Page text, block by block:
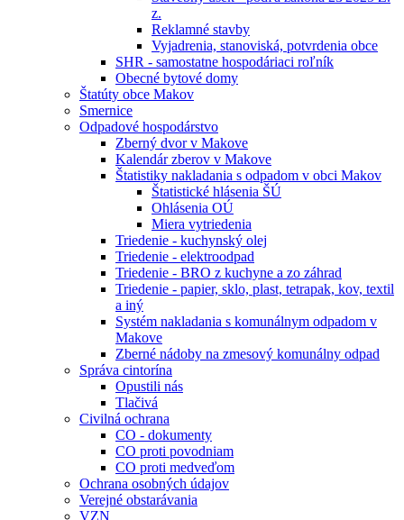
z.
Reklamné stavby
Vyjadrenia, stanoviská, potvrdenia obce
SHR - samostatne hospodáriaci roľník
Obecné bytové domy
Štatúty obce Makov
Smernice
Odpadové hospodárstvo
Zberný dvor v Makove
Kalendár zberov v Makove
Štatistiky nakladania s odpadom v obci Makov
Štatistické hlásenia ŠÚ
Ohlásenia OÚ
Miera vytriedenia
Triedenie - kuchynský olej
Triedenie - elektroodpad
Triedenie - BRO z kuchyne a zo záhrad
Triedenie - papier, sklo, plast, tetrapak, kov, textil
a iný
Systém nakladania s komunálnym odpadom v
Makove
Zberné nádoby na zmesový komunálny odpad
Správa cintorína
Opustili nás
Tlačivá
Civilná ochrana
CO - dokumenty
CO proti povodniam
CO proti medveďom
Ochrana osobných údajov
Verejné obstarávania
VZN